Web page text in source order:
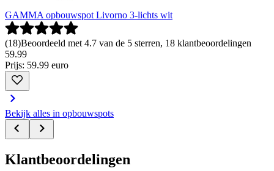
GAMMA opbouwspot Livorno 3-lichts wit
(18)Beoordeeld met 4.7 van de 5 sterren, 18 klantbeoordelingen
59.99
Prijs: 59.99 euro
Bekijk alles in opbouwspots
Klantbeoordelingen